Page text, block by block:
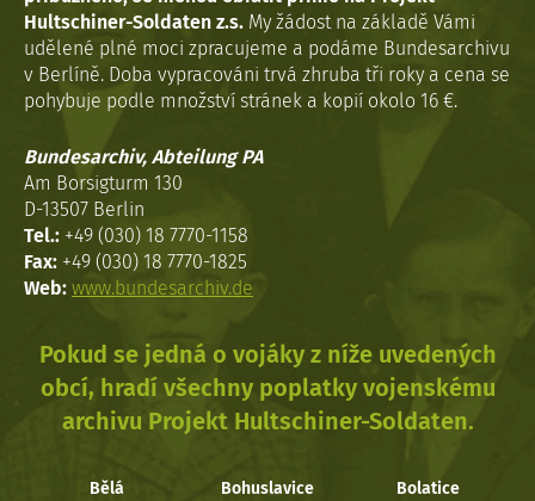
Hultschiner-Soldaten z.s. My žádost na základě Vámi
udělené plné moci zpracujeme a podáme Bundesarchivu
v Berlíně. Doba vypracováni trvá zhruba tři roky a cena se
pohybuje podle množství stránek a kopií okolo 16 €.
Bundesarchiv, Abteilung PA
Am Borsigturm 130
D-13507 Berlin
Tel.: +49 (030) 18 7770-1158
Fax: +49 (030) 18 7770-1825
Web: www.bundesarchiv.de
Pokud se jedná o vojáky z níže uvedených
obcí, hradí všechny poplatky vojenskému
archivu Projekt Hultschiner-Soldaten.
Bělá Bohuslavice Bolatice